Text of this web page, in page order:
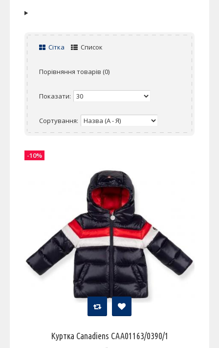
Сітка Список
Порівняння товарів (0)
Показати:
Сортування:
Куртка Canadiens CAA01163/0390/1
-10%